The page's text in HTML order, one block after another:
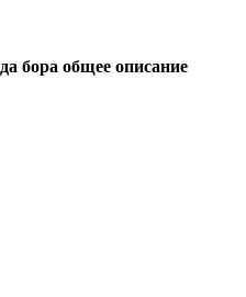
бора общее описание